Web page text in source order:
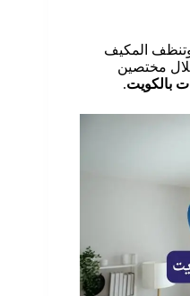
المكيف
مختصين
بالكويت.